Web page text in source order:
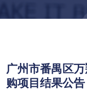
广州市番禺区
购项目结果公告